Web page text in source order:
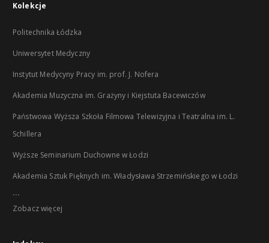
Kolekcje
Politechnika Łódzka
Uniwersytet Medyczny
Instytut Medycyny Pracy im. prof. J. Nofera
Akademia Muzyczna im. Grażyny i Kiejstuta Bacewiczów
Państwowa Wyższa Szkoła Filmowa Telewizyjna i Teatralna im. L.
Schillera
Wyższe Seminarium Duchowne w Łodzi
Akademia Sztuk Pięknych im. Władysława Strzemińskiego w Łodzi
...
Zobacz więcej